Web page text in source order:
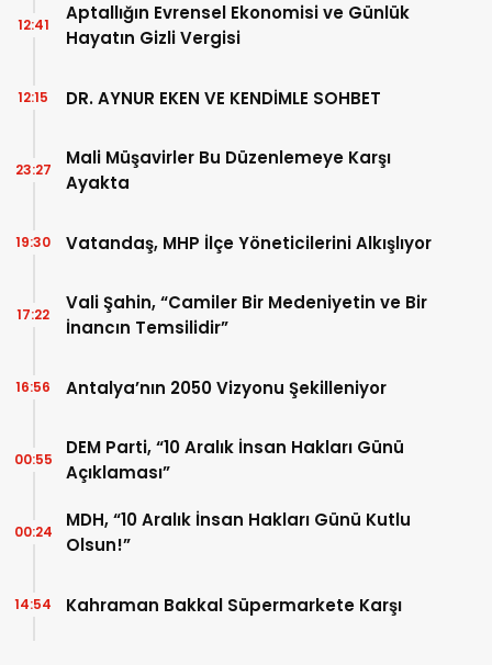
Aptallığın Evrensel Ekonomisi ve Günlük
Hayatın Gizli Vergisi
12:41
DR. AYNUR EKEN VE KENDİMLE SOHBET
12:15
Mali Müşavirler Bu Düzenlemeye Karşı
Ayakta
23:27
Vatandaş, MHP İlçe Yöneticilerini Alkışlıyor
19:30
Vali Şahin, “Camiler Bir Medeniyetin ve Bir
İnancın Temsilidir”
17:22
Antalya’nın 2050 Vizyonu Şekilleniyor
16:56
DEM Parti, “10 Aralık İnsan Hakları Günü
Açıklaması”
00:55
MDH, “10 Aralık İnsan Hakları Günü Kutlu
Olsun!”
00:24
Kahraman Bakkal Süpermarkete Karşı
14:54